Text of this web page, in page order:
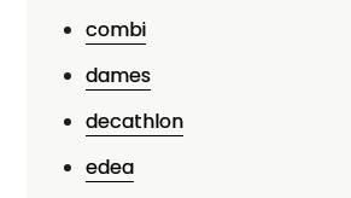
combi
dames
decathlon
edea